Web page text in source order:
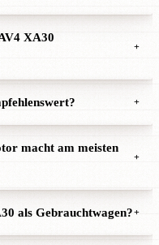
XA30
+
+
macht am meisten
+
als Gebrauchtwagen?+